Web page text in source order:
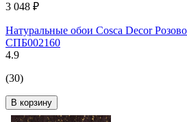
3 048 ₽
Натуральные обои Cosca Decor
СПБ002160
4.9
(30)
В корзину